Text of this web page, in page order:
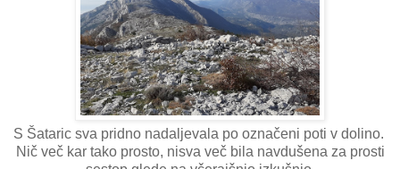
S Šataric sva pridno nadaljevala po označeni poti v dolino.
Nič več kar tako prosto, nisva več bila navdušena za prosti